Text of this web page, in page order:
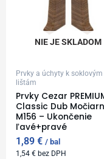
NIE JE SKLADOM
Prvky a úchyty k soklovým
lištám
Prvky Cezar
Classic Dub
M156 – Ukončenie
ľavé+pravé
1,89€ bal
1,54€ bez DPH